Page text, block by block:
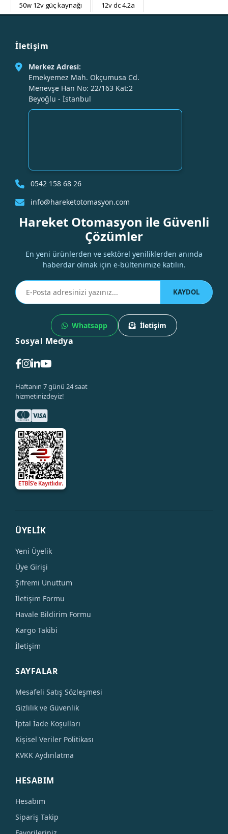
50w 12v güç kaynağı
12v dc 4.2a
İletişim
Merkez Adresi:
Emekyemez Mah. Okçumusa Cd.
Menevşe Han No: 22/163 Kat:2
Beyoğlu - İstanbul
0542 158 68 26
info@hareketotomasyon.com
Hareket Otomasyon ile Güvenli
Çözümler
En yeni ürünlerden ve sektörel yeniliklerden anında
haberdar olmak için e-bültenimize katılın.
KAYDOL
Whatsapp İletişim
Sosyal Medya
Haftanın 7 günü 24 saat
hizmetinizdeyiz!
ÜYELİK
Yeni Üyelik
Üye Girişi
Şifremi Unuttum
İletişim Formu
Havale Bildirim Formu
Kargo Takibi
İletişim
SAYFALAR
Mesafeli Satış Sözleşmesi
Gizlilik ve Güvenlik
İptal İade Koşulları
Kişisel Veriler Politikası
KVKK Aydınlatma
HESABIM
Hesabım
Sipariş Takip